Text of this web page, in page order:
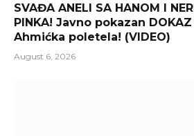
SVAĐA ANELI SA HANOM I
PINKA! Javno pokazan
Ahmićka poletela! (VIDEO)
August 6, 2026